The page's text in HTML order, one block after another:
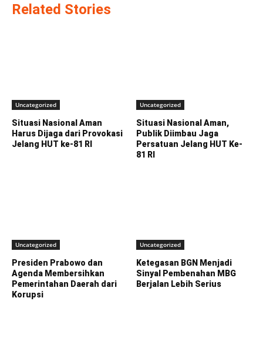
Related Stories
Uncategorized
Situasi Nasional Aman
Harus Dijaga dari Provokasi
Jelang HUT ke-81 RI
Uncategorized
Situasi Nasional Aman,
Publik Diimbau Jaga
Persatuan Jelang HUT Ke-
81 RI
Uncategorized
Presiden Prabowo dan
Agenda Membersihkan
Pemerintahan Daerah dari
Korupsi
Uncategorized
Ketegasan BGN Menjadi
Sinyal Pembenahan MBG
Berjalan Lebih Serius